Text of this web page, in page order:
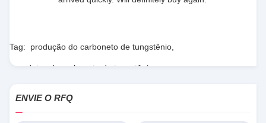
Tag: produção do carboneto de tungstênio
produtos do carboneto de tungstênio,
ENVIE O RFQ